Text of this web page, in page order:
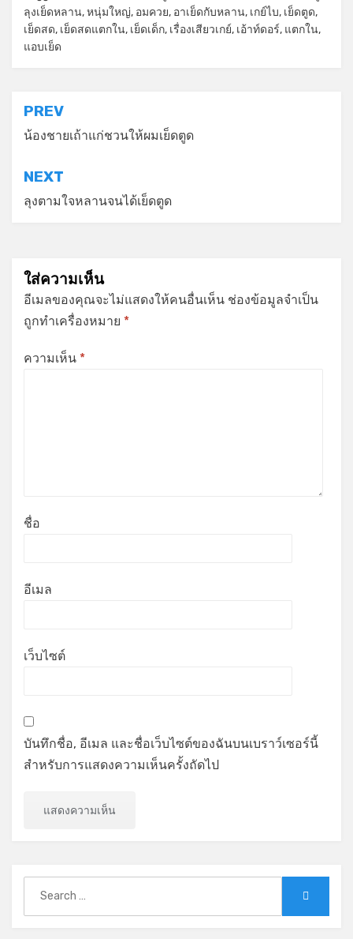
ลุงเย็ดหลาน,หนุ่มใหญ่, อมควย, อาเย็ดกับหลาน, เกย์ไบ, เย็ดตูด,
เย็ดสด, เย็ดสดแตกใน, เย็ดเด็ก, เรื่องเสียวเกย์, เอ้าท์ดอร์, แตกใน,
แอบเย็ด
แนะแนว
เรื่อง
PREV
น้องชายเถ้าแก่ชวนให้ผมเย็ดตูด
NEXT
ลุงตามใจหลานจนได้เย็ดตูด
ใส่ความเห็น
อีเมลของคุณจะไม่แสดงให้คนอื่นเห็น ช่องข้อมูลจำเป็น
ถูกทำเครื่องหมาย *
ความเห็น *
ชื่อ
อีเมล
เว็บไซต์
บันทึกชื่อ, อีเมล และชื่อเว็บไซต์ของฉันบนเบราว์เซอร์นี้
สำหรับการแสดงความเห็นครั้งถัดไป
for: